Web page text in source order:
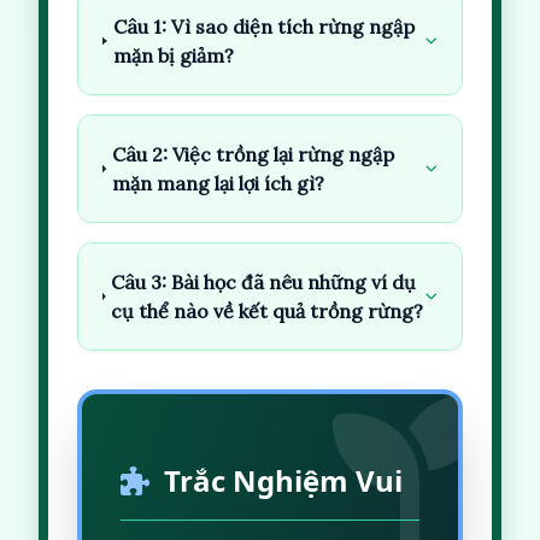
Câu 1: Vì sao diện tích rừng ngập
mặn bị giảm?
Câu 2: Việc trồng lại rừng ngập
mặn mang lại lợi ích gì?
Câu 3: Bài học đã nêu những ví dụ
cụ thể nào về kết quả trồng rừng?
Trắc Nghiệm Vui